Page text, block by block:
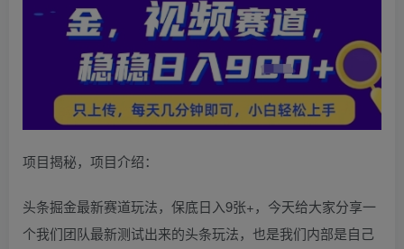
项目揭秘，项目介绍：
头条掘金最新赛道玩法，保底日入9张+，今天给大家分享一
个我们团队最新测试出来的头条玩法，也是我们内部是自己